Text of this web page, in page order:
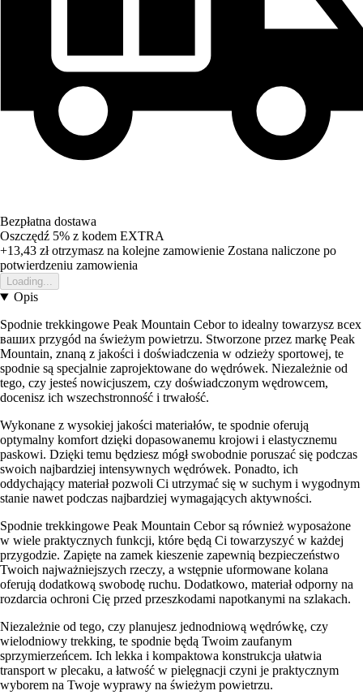
Bezpłatna dostawa
Oszczędź 5% z kodem EXTRA
+13,43 złotrzymasz na kolejne zamowienie Zostana naliczone po
potwierdzeniu zamowienia
Loading...
Opis
Spodnie trekkingowe Peak Mountain Cebor to idealny towarzysz всех
ваших przygód na świeżym powietrzu. Stworzone przez markę Peak
Mountain, znaną z jakości i doświadczenia w odzieży sportowej, te
spodnie są specjalnie zaprojektowane do wędrówek. Niezależnie od
tego, czy jesteś nowicjuszem, czy doświadczonym wędrowcem,
docenisz ich wszechstronność i trwałość.
Wykonane z wysokiej jakości materiałów, te spodnie oferują
optymalny komfort dzięki dopasowanemu krojowi i elastycznemu
paskowi. Dzięki temu będziesz mógł swobodnie poruszać się podczas
swoich najbardziej intensywnych wędrówek. Ponadto, ich
oddychający materiał pozwoli Ci utrzymać się w suchym i wygodnym
stanie nawet podczas najbardziej wymagających aktywności.
Spodnie trekkingowe Peak Mountain Cebor są również wyposażone
w wiele praktycznych funkcji, które będą Ci towarzyszyć w każdej
przygodzie. Zapięte na zamek kieszenie zapewnią bezpieczeństwo
Twoich najważniejszych rzeczy, a wstępnie uformowane kolana
oferują dodatkową swobodę ruchu. Dodatkowo, materiał odporny na
rozdarcia ochroni Cię przed przeszkodami napotkanymi na szlakach.
Niezależnie od tego, czy planujesz jednodniową wędrówkę, czy
wielodniowy trekking, te spodnie będą Twoim zaufanym
sprzymierzeńcem. Ich lekka i kompaktowa konstrukcja ułatwia
transport w plecaku, a łatwość w pielęgnacji czyni je praktycznym
wyborem na Twoje wyprawy na świeżym powietrzu.